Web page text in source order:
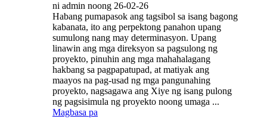
ni admin noong 26-02-26
Habang pumapasok ang tagsibol sa isang bagong
kabanata, ito ang perpektong panahon upang
sumulong nang may determinasyon. Upang
linawin ang mga direksyon sa pagsulong ng
proyekto, pinuhin ang mga mahahalagang
hakbang sa pagpapatupad, at matiyak ang
maayos na pag-usad ng mga pangunahing
proyekto, nagsagawa ang Xiye ng isang pulong
ng pagsisimula ng proyekto noong umaga ...
Magbasa pa